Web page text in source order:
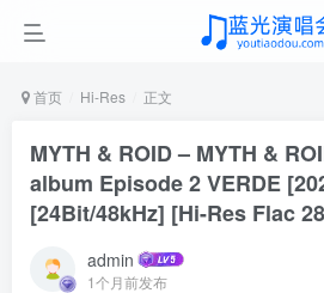
首页 Hi-Res 正文
MYTH & ROID – MYTH &
album Episode 2 VERDE
[24Bit/48kHz] [Hi-Res Flac
admin
1个月前发布